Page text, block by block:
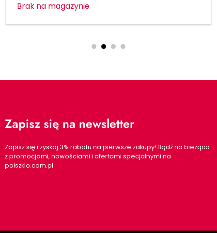
Brak na magazynie
Zapisz się na newsletter
Zapisz się i zyskaj 3% rabatu na pierwsze zakupy! Bądź na bieżąco
z promocjami, nowościami i ofertami specjalnymi na
polszklo.com.pl